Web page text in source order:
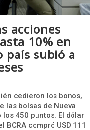
acciones
10% en
país subió a
cedieron los bonos,
las bolsas de Nueva
450 puntos. El dólar
BCRA compró USD 111